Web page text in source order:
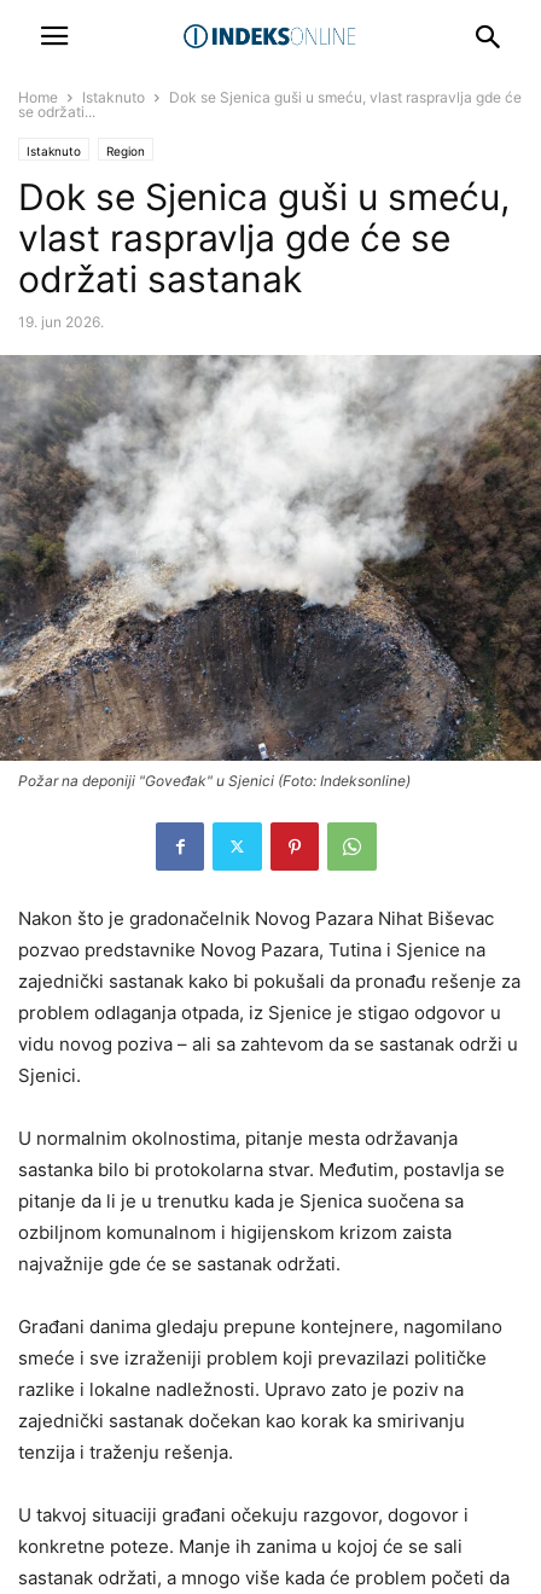
Home Istaknuto
Dok se Sjenica guši u smeću, vlast raspravlja gde će
se održati...
Istaknuto Region
Dok se Sjenica guši u smeću,
vlast raspravlja gde će se
održati sastanak
19. jun 2026.
Požar na deponiji "Goveđak" u Sjenici (Foto: Indeksonline)
Nakon što je gradonačelnik Novog Pazara Nihat Biševac
pozvao predstavnike Novog Pazara, Tutina i Sjenice na
zajednički sastanak kako bi pokušali da pronađu rešenje za
problem odlaganja otpada, iz Sjenice je stigao odgovor u
vidu novog poziva – ali sa zahtevom da se sastanak održi u
Sjenici.
U normalnim okolnostima, pitanje mesta održavanja
sastanka bilo bi protokolarna stvar. Međutim, postavlja se
pitanje da li je u trenutku kada je Sjenica suočena sa
ozbiljnom komunalnom i higijenskom krizom zaista
najvažnije gde će se sastanak održati.
Građani danima gledaju prepune kontejnere, nagomilano
smeće i sve izraženiji problem koji prevazilazi političke
razlike i lokalne nadležnosti. Upravo zato je poziv na
zajednički sastanak dočekan kao korak ka smirivanju
tenzija i traženju rešenja.
U takvoj situaciji građani očekuju razgovor, dogovor i
konkretne poteze. Manje ih zanima u kojoj će se sali
sastanak održati, a mnogo više kada će problem početi da